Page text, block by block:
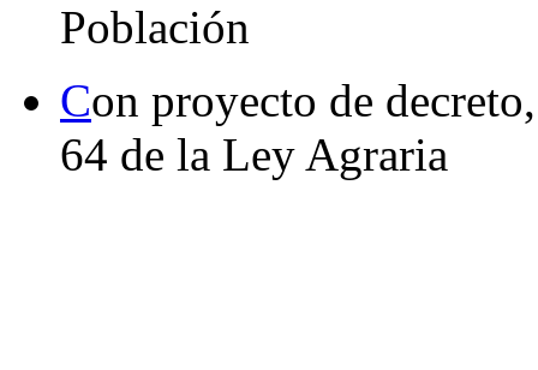
Población
Con proyecto de
64 de la Ley Agraria